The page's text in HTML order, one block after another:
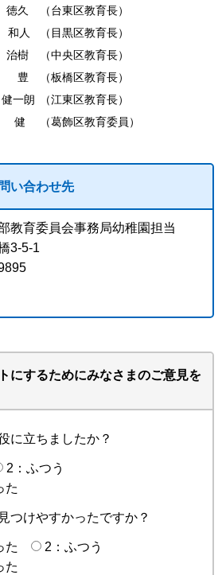
久
（台東区教育長）
人
（目黒区教育長）
樹
（中央区教育長）
豊
（板橋区教育長）
一朗
（江東区教育長）
健 （葛飾区教育委員）
い合わせ先
教育委員会事務局幼稚園担当
3-5-1
にするためにみなさまのご意見を
に立ちましたか？
2：ふつう
た
つけやすかったですか？
た
2：ふつう
た